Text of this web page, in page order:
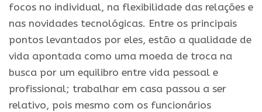
focos no individual, na flexibilidade das relações e
nas novidades tecnológicas. Entre os principais
pontos levantados por eles, estão a qualidade de
vida apontada como uma moeda de troca na
busca por um equilibro entre vida pessoal e
profissional; trabalhar em casa passou a ser
relativo, pois mesmo com os funcionários